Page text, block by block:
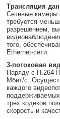
Трансляция
Сетевые камеры
требуется
разрешением,
того,
Ethernet-сети.
3-потоковая
Наряду с H.264
Мбит/с.
каждого
трех кодеков
скорость и